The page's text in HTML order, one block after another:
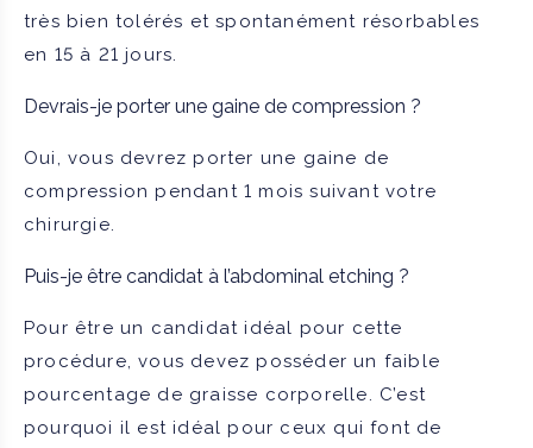
très bien tolérés et spontanément résorbables
en 15 à 21 jours.
Devrais-je porter une gaine de compression ?
Oui, vous devrez porter une gaine de
compression pendant 1 mois suivant votre
chirurgie.
Puis-je être candidat à l’abdominal etching ?
Pour être un candidat idéal pour cette
procédure, vous devez posséder un faible
pourcentage de graisse corporelle. C’est
pourquoi il est idéal pour ceux qui font de